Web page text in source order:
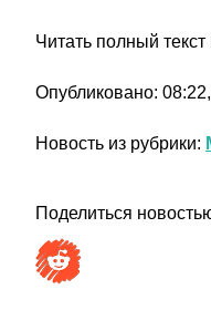
Читать полный текст
Опубликовано:
Новость из рубрики:
Поделиться